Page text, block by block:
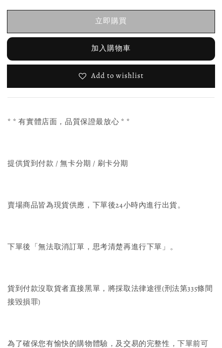
立即購買
加入購物車
Add to wishlist
* * 有實體店面，品質保證最放心 * *
提供貨到付款 / 無卡分期 / 刷卡分期
賣場商品皆為現貨供應，下單後24小時內進行出貨。
下單後「無法取消訂單，思考清楚再進行下單」。
貨到付款沒取貨者直接黑單，將採取法律途徑(刑法第335條間
接毀損罪)
為了確保您有愉快的購物體驗，及交易的完整性，下單前可